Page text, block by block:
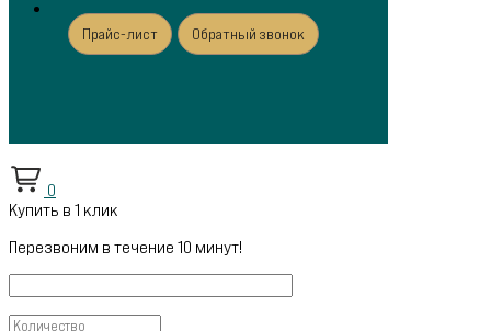
Прайс-лист Обратный звонок
0
Купить в 1 клик
Перезвоним в течение 10 минут!